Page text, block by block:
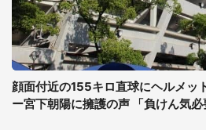
顔面付近の155キロ直球にヘルメッ
ー宮下朝陽に擁護の声 「負けん気